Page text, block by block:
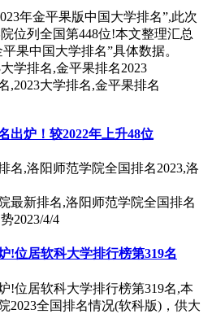
年金平果版中国大学排名”,此次
位列全国第448位!本文整理汇总
果中国大学排名”具体数据。
,2023大学排名,金平果排名
出炉！较2022年上升48位
最新排名,洛阳师范学院全国排名
2023/4/4
!位居软科大学排行榜第319名
!位居软科大学排行榜第319名,本
2023全国排名情况(软科版)，供大